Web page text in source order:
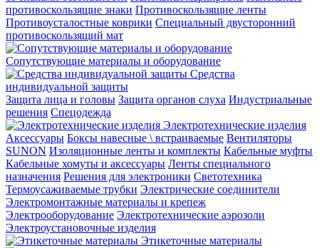
противоскользящие знаки Противоскользящие ленты
Противоусталостные коврики Специальный двусторонний
противоскользящий мат
Сопутствующие материалы и оборудование
Средства
индивидуальной защиты
Защита лица и головы Защита органов слуха Индустриальные
решения Спецодежда
Электротехнические изделия
Аксессуары Боксы навесные \ встраиваемые Вентиляторы
SUNON Изоляционные ленты и комплекты Кабельные муфты
Кабельные хомуты и аксессуары Ленты специального
назначения Решения для электроники Светотехника
Термоусаживаемые трубки Электрические соединители
Электромонтажные материалы и крепеж
Электрооборудование Электротехнические аэрозоли
Электроустановочные изделия
Этикеточные материалы